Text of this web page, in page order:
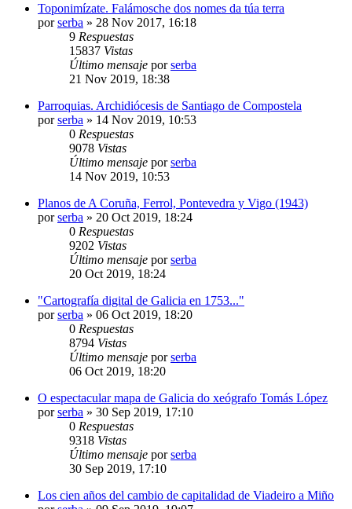
Toponimízate. Falámosche dos nomes da túa terra
porserba » 28 Nov 2017, 16:18
9 Respuestas
15837 Vistas
Último mensaje porserba
21 Nov 2019, 18:38
Parroquias. Archidiócesis de Santiago de Compostela
porserba » 14 Nov 2019, 10:53
0 Respuestas
9078 Vistas
Último mensaje porserba
14 Nov 2019, 10:53
Planos de A Coruña, Ferrol, Pontevedra y Vigo (1943)
porserba » 20 Oct 2019, 18:24
0 Respuestas
9202 Vistas
Último mensaje porserba
20 Oct 2019, 18:24
"Cartografía digital de Galicia en 1753..."
porserba » 06 Oct 2019, 18:20
0 Respuestas
8794 Vistas
Último mensaje porserba
06 Oct 2019, 18:20
O espectacular mapa de Galicia do xeógrafo Tomás López
porserba » 30 Sep 2019, 17:10
0 Respuestas
9318 Vistas
Último mensaje porserba
30 Sep 2019, 17:10
Los cien años del cambio de capitalidad de Viadeiro a Miño